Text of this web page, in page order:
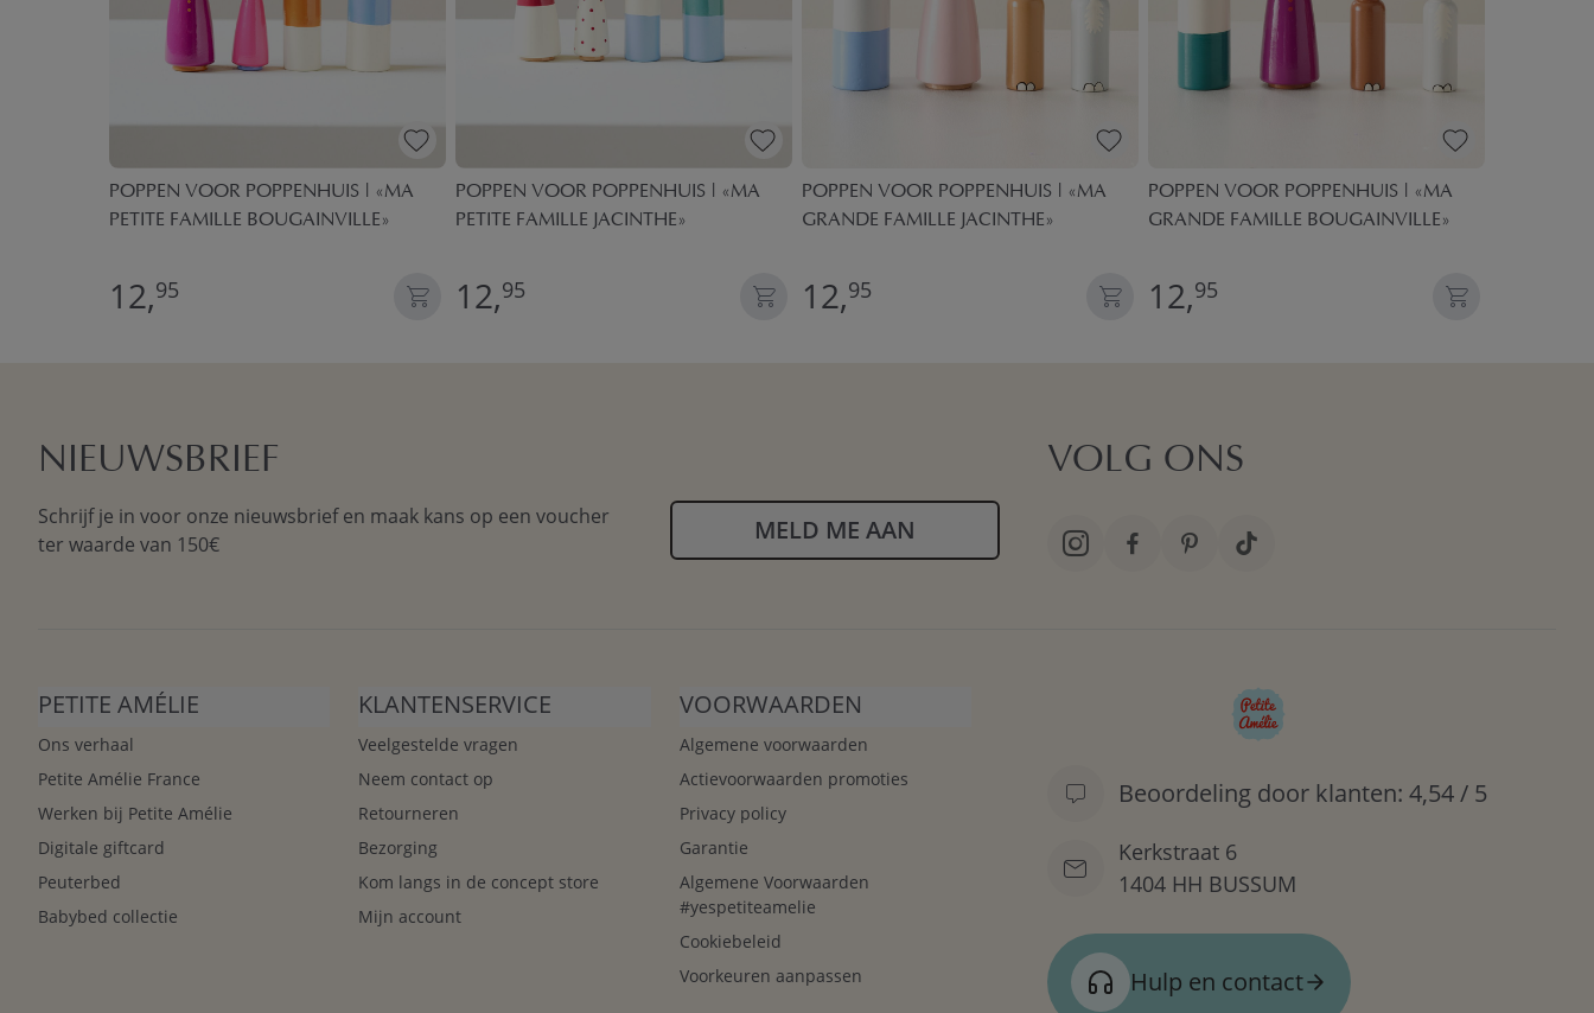
POPPEN VOOR POPPENHUIS | «MA
PETITE FAMILLE BOUGAINVILLE»
12,95
POPPEN VOOR POPPENHUIS | «MA
PETITE FAMILLE JACINTHE»
12,95
POPPEN VOOR POPPENHUIS | «MA
GRANDE FAMILLE JACINTHE»
12,95
POPPEN VOOR POPPENHUIS | «MA
GRANDE FAMILLE BOUGAINVILLE»
12,95
NIEUWSBRIEF
Schrijf je in voor onze nieuwsbrief en maak kans op een voucher
ter waarde van 150€
MELD ME AAN
VOLG ONS
PETITE AMÉLIE
Ons verhaal
Petite Amélie France
Werken bij Petite Amélie
Digitale giftcard
Peuterbed
Babybed collectie
KLANTENSERVICE
Veelgestelde vragen
Neem contact op
Retourneren
Bezorging
Kom langs in de concept store
Mijn account
VOORWAARDEN
Algemene voorwaarden
Actievoorwaarden promoties
Privacy policy
Garantie
Algemene Voorwaarden
#yespetiteamelie
Cookiebeleid
Voorkeuren aanpassen
Beoordeling door klanten: 4,54 / 5
Kerkstraat 6
1404 HH BUSSUM
Hulp en contact